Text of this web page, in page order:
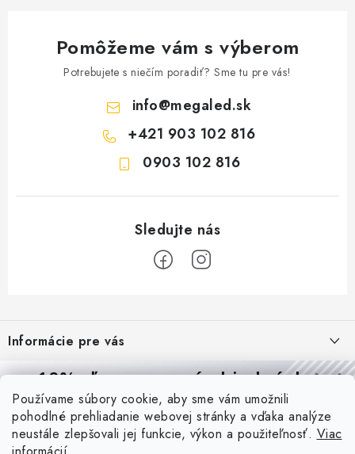
Používame súbory cookie, aby sme vám umožnili
pohodlné prehliadanie webovej stránky a vďaka analýze
neustále zlepšovali jej funkcie, výkon a použiteľnosť. Viac
Pomôžeme vám s výberom
Potrebujete s niečím poradiť? Sme tu pre vás!
info@megaled.sk
+421 903 102 816
0903 102 816
p
ä
Informácie pre vás
Reklamácie a formulár na odstúpenie od zmluvy
Obchodné podmienky
Podmienky ochrany osobných údajov
Blog
10% zľavana prvú objednávku
Prihláste sa azískajtezľavu aj praktické tipy,vďaka ktorým
budete svietiť lepšie a platiť menej.